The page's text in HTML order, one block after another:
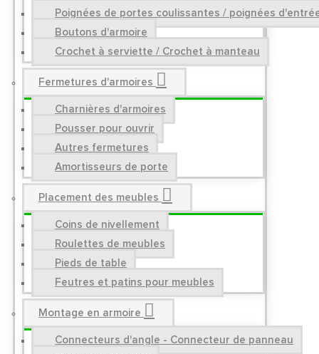
Poignées de portes coulissantes / poignées
Boutons d'armoire
Crochet à serviette / Crochet à manteau
Fermetures d'armoires
Charnières d'armoires
Pousser pour ouvrir
Autres fermetures
Amortisseurs de porte
Placement des meubles
Coins de nivellement
Roulettes de meubles
Pieds de table
Feutres et patins pour meubles
Montage en armoire
Connecteurs d'angle - Connecteur de panneau